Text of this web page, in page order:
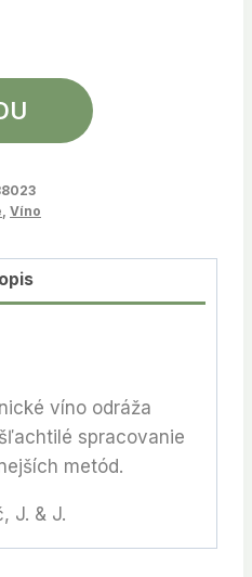
Víno
víno odráža
spracovanie
me­tód.
J. & J.